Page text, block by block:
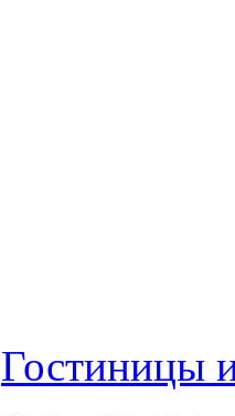
Гостиницы